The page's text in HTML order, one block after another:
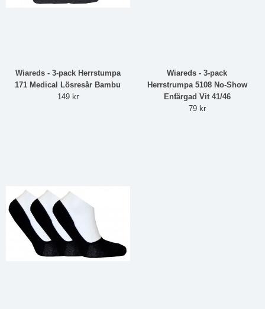
Wiareds - 3-pack Herrstumpa
171 Medical Lösresår Bambu
149 kr
Wiareds - 3-pack
Herrstrumpa 5108 No-Show
Enfärgad Vit 41/46
79 kr